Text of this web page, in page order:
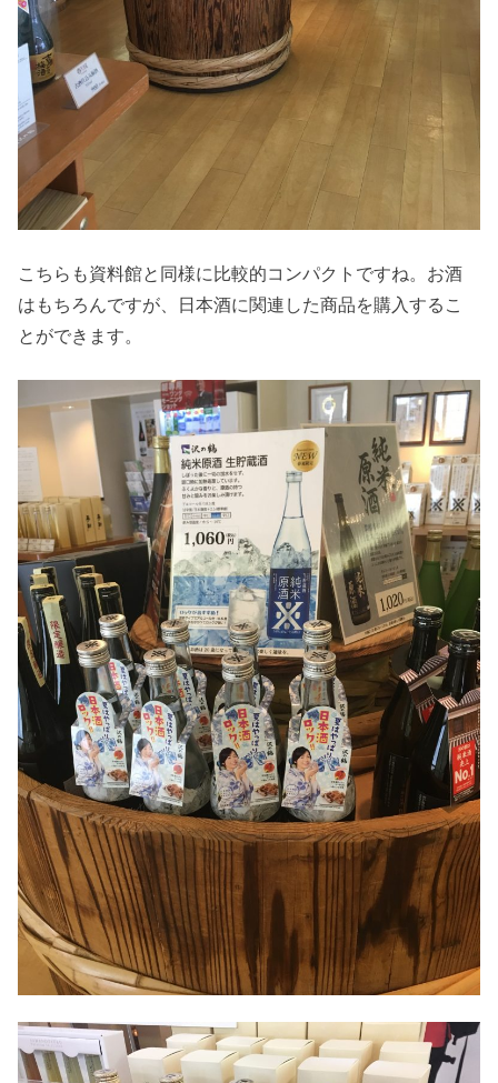
こちらも資料館と同様に比較的コンパクトですね。お酒
はもちろんですが、日本酒に関連した商品を購入するこ
とができます。